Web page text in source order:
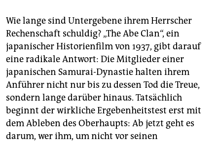
unterstützen
abo
genossenschaft
epaper login
Wie lange sind Untergebene ihrem Herrscher
Rechenschaft schuldig? „The Abe Clan“, ein
japanischer Historienfilm von 1937, gibt darauf
eine radikale Antwort: Die Mitglieder einer
japanischen Samurai-Dynastie halten ihrem
Anführer nicht nur bis zu dessen Tod die Treue,
sondern lange darüber hinaus. Tatsächlich
beginnt der wirkliche Ergebenheitstest erst mit
dem Ableben des Oberhaupts: Ab jetzt geht es
darum, wer ihm, um nicht vor seinen